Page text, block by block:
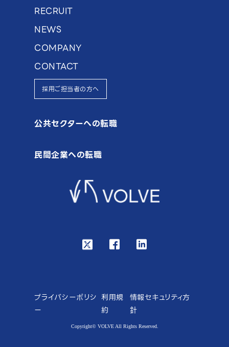
RECRUIT
NEWS
COMPANY
CONTACT
採用ご担当者の方へ
公共セクターへの転職
民間企業への転職
プライバシーポリシ
ー
利用規
約
情報セキュリティ方
針
Copyright© VOLVE All Rights Reserved.